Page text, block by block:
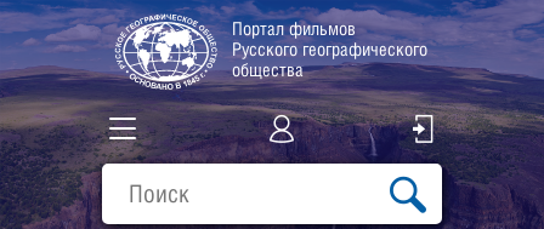
Портал фильмов
Русского географического
общества
Все фильмы